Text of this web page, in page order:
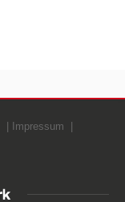
Impressum